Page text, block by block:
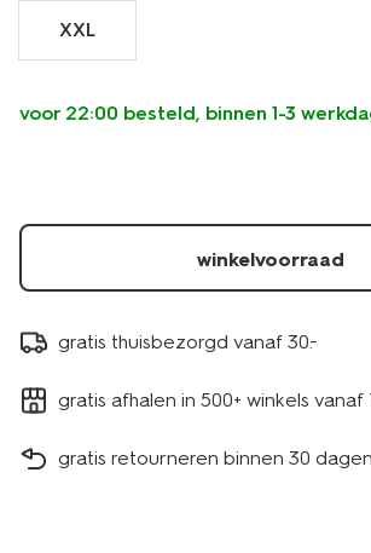
34290673.html
XXL
voor 22:00 besteld, binnen 1-3
winkelvoorraad
gratis thuisbezorgd vanaf 30.-
gratis afhalen in 500+ winkels vanaf
gratis retourneren binnen 30 dagen